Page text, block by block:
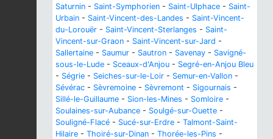
Saturnin - Saint-Symphorien - Saint-Ulphace - Saint-
Urbain - Saint-Vincent-des-Landes - Saint-Vincent-
du-Lorouër - Saint-Vincent-Sterlanges - Saint-
Vincent-sur-Graon - Saint-Vincent-sur-Jard -
Sallertaine - Saumur - Sautron - Savenay - Savigné-
sous-le-Lude - Sceaux-d'Anjou - Segré-en-Anjou Bleu
- Ségrie - Seiches-sur-le-Loir - Semur-en-Vallon -
Sévérac - Sèvremoine - Sèvremont - Sigournais -
Sillé-le-Guillaume - Sion-les-Mines - Somloire -
Soulaines-sur-Aubance - Soulgé-sur-Ouette -
Souligné-Flacé - Sucé-sur-Erdre - Talmont-Saint-
Hilaire - Thoiré-sur-Dinan - Thorée-les-Pins -